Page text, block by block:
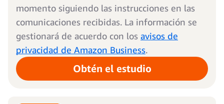
momento siguiendo las instrucciones en las
comunicaciones recibidas. La información se
gestionará de acuerdo con los avisos de
privacidad de Amazon Business.
Obtén el estudio